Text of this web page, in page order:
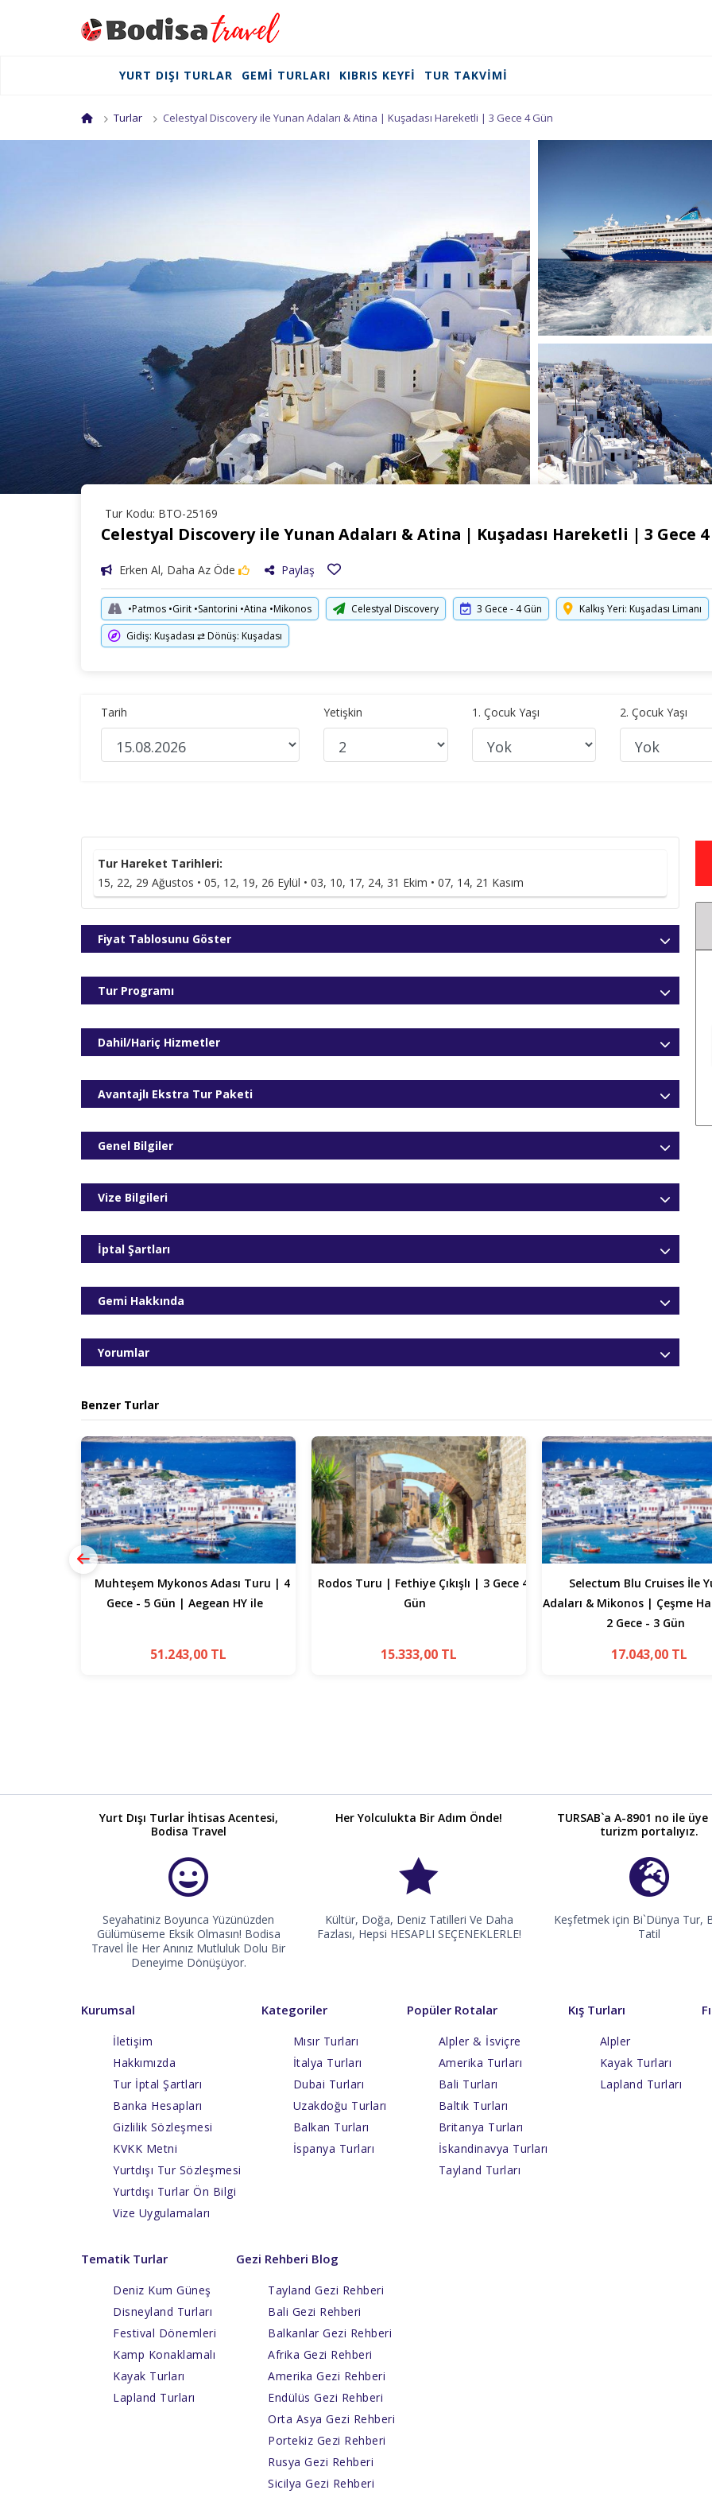
YURT DIŞI TURLAR GEMI TURLARI KIBRIS KEYFI TUR TAKVIMI
Turlar Celestyal Discovery ile Yunan Adaları & Atina | Kuşadası Hareketli | 3 Gece 4 Gün
Tur Kodu: BTO-25169
Celestyal Discovery ile Yunan Adaları & Atina | Kuşadası Hareketli | 3 Gece 4
Erken Al, Daha Az Öde Paylaş
•Patmos •Girit •Santorini •Atina •Mikonos Celestyal Discovery 3 Gece - 4 Gün Kalkış Yeri: Kuşadası Limanı
Gidiş: Kuşadası ⇄ Dönüş: Kuşadası
Tarih Yetişkin 1. Çocuk Yaşı 2. Çocuk Yaşı
Tur Hareket Tarihleri:
15, 22, 29 Ağustos • 05, 12, 19, 26 Eylül • 03, 10, 17, 24, 31 Ekim • 07, 14, 21 Kasım
Fiyat Tablosunu Göster
Tur Programı
Dahil/Hariç Hizmetler
Avantajlı Ekstra Tur Paketi
Genel Bilgiler
Vize Bilgileri
İptal Şartları
Gemi Hakkında
Yorumlar
Benzer Turlar
Rodos Turu | Fethiye Çıkışlı | 3 Gece 4
Gün
15.333,00 TL
Selectum Blu Cruises İle Yunan
Adaları & Mikonos | Çeşme Hareketli |
17.043,00 TL
MSC Fantasia ile | Yunan
İtalya Turu | 9 Gece - 10 Gün |
Çıkış
63.441,00 TL
Yurt Dışı Turlar İhtisas Acentesi,
Bodisa Travel
Seyahatiniz Boyunca Yüzünüzden
Gülümüseme Eksik Olmasın! Bodisa
Travel İle Her Anınız Mutluluk Dolu Bir
Deneyime Dönüşüyor.
Her Yolculukta Bir Adım Önde!
Kültür, Doğa, Deniz Tatilleri Ve Daha
Fazlası, Hepsi HESAPLI SEÇENEKLERLE!
TURSAB`a A-8901 no ile
turizm portalıyız.
Keşfetmek için Bi`Dünya Tur,
Tatil
Kurumsal
İletişim
Hakkımızda
Tur İptal Şartları
Banka Hesapları
Gizlilik Sözleşmesi
KVKK Metni
Yurtdışı Tur Sözleşmesi
Yurtdışı Turlar Ön Bilgi
Vize Uygulamaları
Kategoriler
Mısır Turları
İtalya Turları
Dubai Turları
Uzakdoğu Turları
Balkan Turları
İspanya Turları
Popüler Rotalar
Alpler & İsviçre
Amerika Turları
Bali Turları
Baltık Turları
Britanya Turları
İskandinavya Turları
Tayland Turları
Kış Turları
Alpler
Kayak Turları
Lapland Turları
Tematik Turlar
Deniz Kum Güneş
Disneyland Turları
Festival Dönemleri
Kamp Konaklamalı
Kayak Turları
Lapland Turları
Gezi Rehberi Blog
Tayland Gezi Rehberi
Bali Gezi Rehberi
Balkanlar Gezi Rehberi
Afrika Gezi Rehberi
Amerika Gezi Rehberi
Endülüs Gezi Rehberi
Orta Asya Gezi Rehberi
Portekiz Gezi Rehberi
Rusya Gezi Rehberi
Sicilya Gezi Rehberi